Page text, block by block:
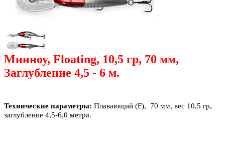
Минноу, Floating, 10,5 гр, 70 мм,
Заглубление 4,5 - 6 м.
Технические параметры: Плавающий (F), 70 мм, вес 10,5 гр,
заглубление 4,5-6,0 метра.